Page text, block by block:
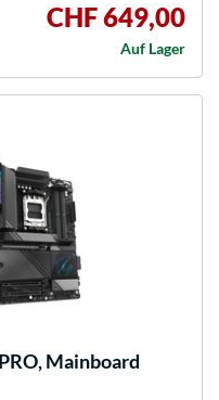
CHF 649,00
Auf Lager
Mainboard